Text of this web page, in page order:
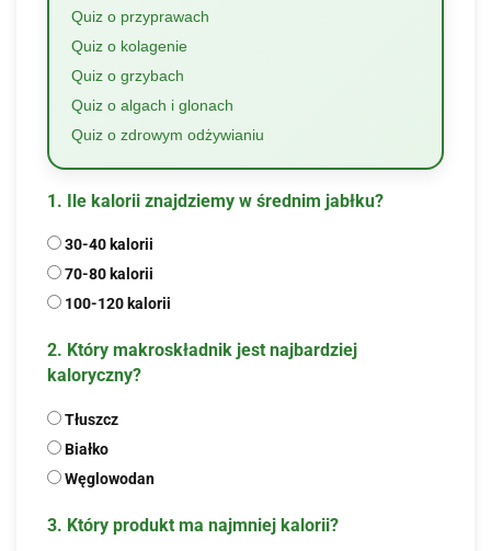
Quiz o przyprawach
Quiz o kolagenie
Quiz o grzybach
Quiz o algach i glonach
Quiz o zdrowym odżywianiu
1. Ile kalorii znajdziemy w średnim jabłku?
30-40 kalorii
70-80 kalorii
100-120 kalorii
2. Który makroskładnik jest najbardziej
kaloryczny?
Tłuszcz
Białko
Węglowodan
3. Który produkt ma najmniej kalorii?